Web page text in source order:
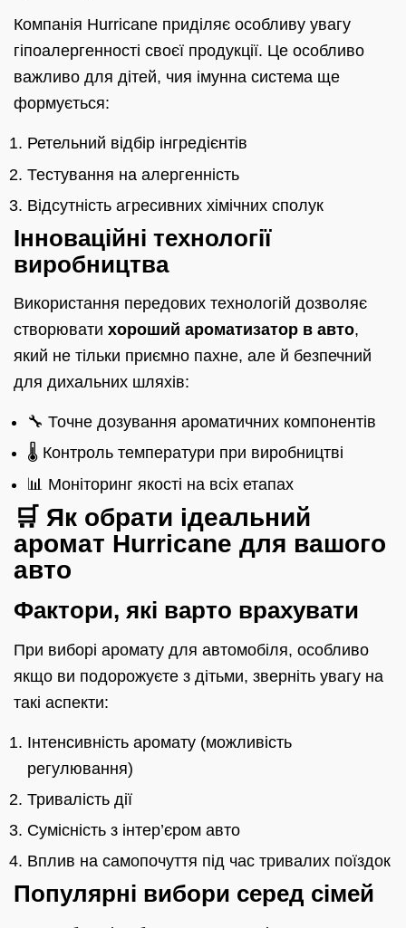
Компанія Hurricane приділяє особливу увагу
гіпоалергенності своєї продукції. Це особливо
важливо для дітей, чия імунна система ще
формується:
Ретельний відбір інгредієнтів
Тестування на алергенність
Відсутність агресивних хімічних сполук
Інноваційні технології
виробництва
Використання передових технологій дозволяє
створювати хороший ароматизатор в авто,
який не тільки приємно пахне, але й безпечний
для дихальних шляхів:
🔧 Точне дозування ароматичних компонентів
🌡️ Контроль температури при виробництві
📊 Моніторинг якості на всіх етапах
🛒 Як обрати ідеальний
аромат Hurricane для вашого
авто
Фактори, які варто врахувати
При виборі аромату для автомобіля, особливо
якщо ви подорожуєте з дітьми, зверніть увагу на
такі аспекти:
Інтенсивність аромату (можливість
регулювання)
Тривалість дії
Сумісність з інтер’єром авто
Вплив на самопочуття під час тривалих поїздок
Популярні вибори серед сімей